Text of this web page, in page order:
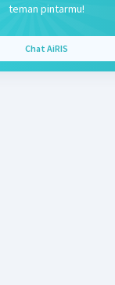
teman pintarmu!
Chat AiRIS